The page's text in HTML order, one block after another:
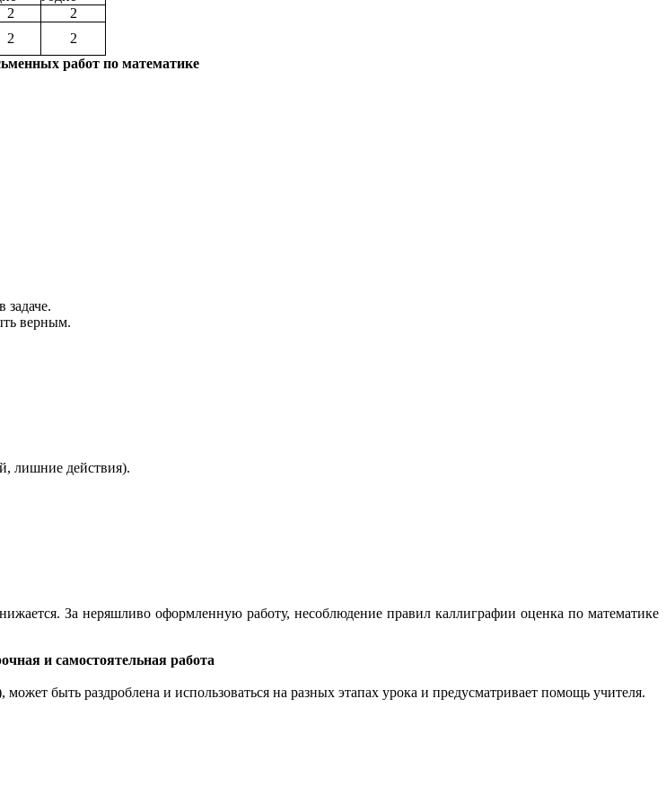
2
2
2
2
работ по математике
верным.
лишние действия).
За неряшливо оформленную работу, несоблюдение правил каллиграфии оценка по математике
и самостоятельная работа
быть раздроблена и использоваться на разных этапах урока и предусматривает помощь учителя.